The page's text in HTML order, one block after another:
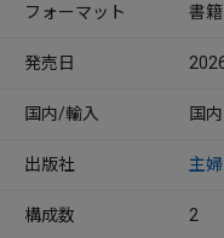
フォーマット 書籍
発売日
国内/輸入 国内
出版社 主
構成数 2